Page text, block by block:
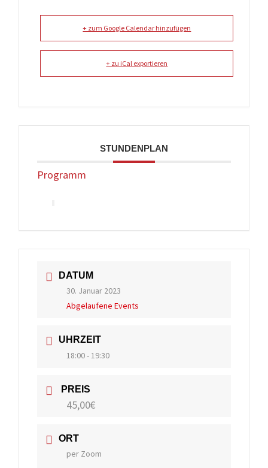
+ zum Google Calendar hinzufügen
+ zu iCal exportieren
STUNDENPLAN
Programm
DATUM
30. Januar 2023
Abgelaufene Events
UHRZEIT
18:00 - 19:30
PREIS
45,00€
ORT
per Zoom